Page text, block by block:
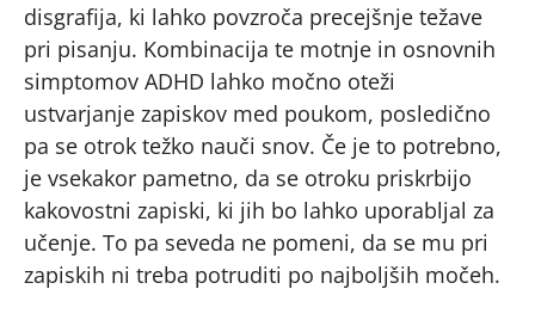
disgrafija, ki lahko povzroča precejšnje težave
pri pisanju. Kombinacija te motnje in osnovnih
simptomov ADHD lahko močno oteži
ustvarjanje zapiskov med poukom, posledično
pa se otrok težko nauči snov. Če je to potrebno,
je vsekakor pametno, da se otroku priskrbijo
kakovostni zapiski, ki jih bo lahko uporabljal za
učenje. To pa seveda ne pomeni, da se mu pri
zapiskih ni treba potruditi po najboljših močeh.